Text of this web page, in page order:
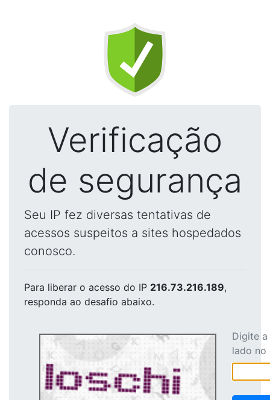
Verificação
de segurança
Seu IP fez diversas tentativas de
acessos suspeitos a sites hospedados
conosco.
Para liberar o acesso do IP 216.73.216.189,
responda ao desafio abaixo.
Digite
lado no